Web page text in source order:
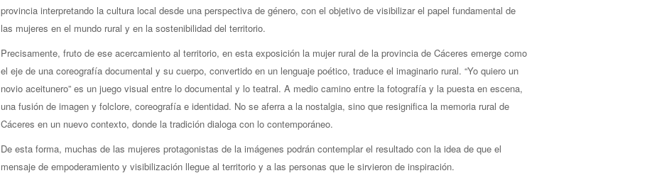
provincia interpretando la cultura local desde una perspectiva de género, con el objetivo de visibilizar el papel fundamental de
las mujeres en el mundo rural y en la sostenibilidad del territorio.
Precisamente, fruto de ese acercamiento al territorio, en esta exposición la mujer rural de la provincia de Cáceres emerge como
el eje de una coreografía documental y su cuerpo, convertido en un lenguaje poético, traduce el imaginario rural. “Yo quiero un
novio aceitunero” es un juego visual entre lo documental y lo teatral. A medio camino entre la fotografía y la puesta en escena,
una fusión de imagen y folclore, coreografía e identidad. No se aferra a la nostalgia, sino que resignifica la memoria rural de
Cáceres en un nuevo contexto, donde la tradición dialoga con lo contemporáneo.
De esta forma, muchas de las mujeres protagonistas de la imágenes podrán contemplar el resultado con la idea de que el
mensaje de empoderamiento y visibilización llegue al territorio y a las personas que le sirvieron de inspiración.